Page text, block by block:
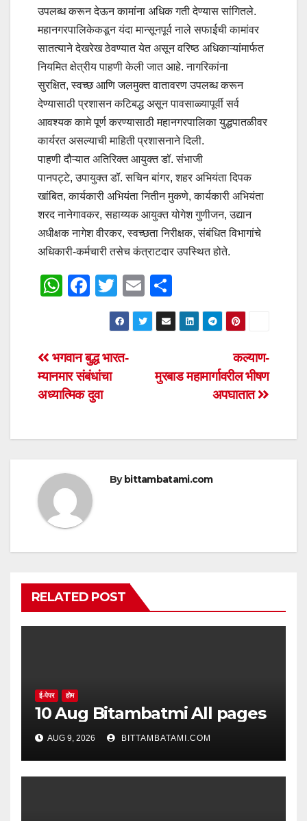
उपलब्ध करून देऊन कामांना अधिक गती देण्यास सांगितले.
महानगरपालिकेकडून यंदा मान्सूनपूर्व नाले सफाईची कामांवर
सातत्याने देखरेख ठेवण्यात येत असून वरिष्ठ अधिकाऱ्यांमार्फत
नियमित क्षेत्रीय पाहणी केली जात आहे. नागरिकांना
सुरक्षित, स्वच्छ आणि जलमुक्त वातावरण उपलब्ध करून
देण्यासाठी प्रशासन कटिबद्ध असून पावसाळ्यापूर्वी सर्व
आवश्यक कामे पूर्ण करण्यासाठी महानगरपालिका युद्धपातळीवर
कार्यरत असल्याची माहिती प्रशासनाने दिली.
पाहणी दौऱ्यात अतिरिक्त आयुक्त डॉ. संभाजी
पानपट्टे, उपायुक्त डॉ. सचिन बांगर, शहर अभियंता दिपक
खांबित, कार्यकारी अभियंता नितीन मुकणे, कार्यकारी अभियंता
शरद नानेगावकर, सहाय्यक आयुक्त योगेश गुणीजन, उद्यान
अधीक्षक नागेश वीरकर, स्वच्छता निरीक्षक, संबंधित विभागांचे
अधिकारी-कर्मचारी तसेच कंत्राटदार उपस्थित होते.
W
s
A
p
F
e
b
o
k
T
wi
tt
er
E
m
ail
h
ar
Post
navigation
कल्याण-
मुरबाड महामार्गावरील भीषण
अपघातात
भगवान बुद्ध भारत-
म्यानमार संबंधांचा
अध्यात्मिक दुवा
By bittambatami.com
RELATED POST
ई-पेपर होम
10 Aug Bitambatmi All pages
AUG 9, 2026 BITTAMBATAMI.COM